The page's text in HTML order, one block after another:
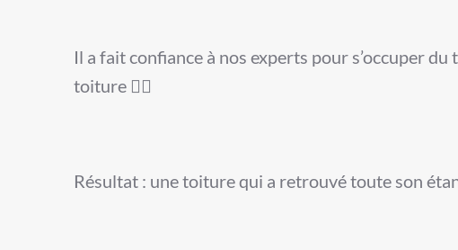
Il a fait confiance à nos experts pour s’occuper
toiture 👷‍♂️
Résultat : une toiture qui a retrouvé toute son